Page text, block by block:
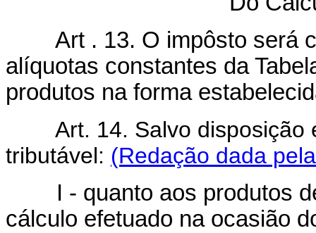
Art . 13. O impôsto será
alíquotas constantes da
produtos na forma
Art. 14. Salvo disposição
tributável: (Redação dada
I - quanto aos produtos de
cálculo efetuado na ocasião